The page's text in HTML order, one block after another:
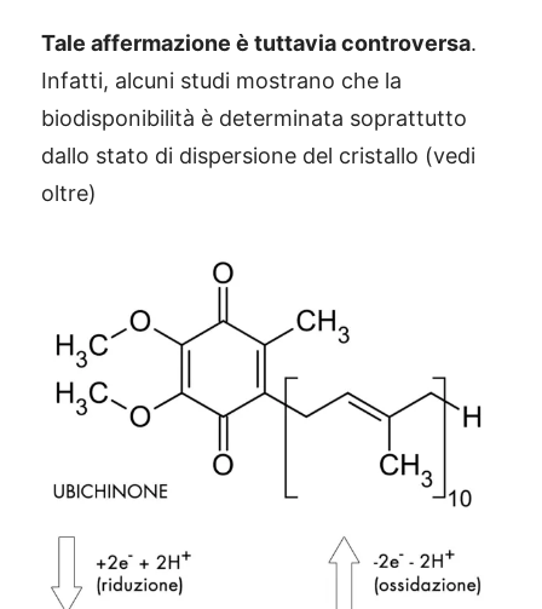
Tale affermazione è tuttavia controversa.
Infatti, alcuni studi mostrano che la
biodisponibilità è determinata soprattutto
dallo stato di dispersione del cristallo (vedi
oltre)